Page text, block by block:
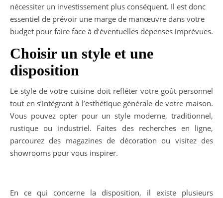
nécessiter un investissement plus conséquent. Il est donc
essentiel de prévoir une marge de manœuvre dans votre
budget pour faire face à d’éventuelles dépenses imprévues.
Choisir un style et une
disposition
Le style de votre cuisine doit refléter votre goût personnel
tout en s’intégrant à l’esthétique générale de votre maison.
Vous pouvez opter pour un style moderne, traditionnel,
rustique ou industriel. Faites des recherches en ligne,
parcourez des magazines de décoration ou visitez des
showrooms pour vous inspirer.
En ce qui concerne la disposition, il existe plusieurs